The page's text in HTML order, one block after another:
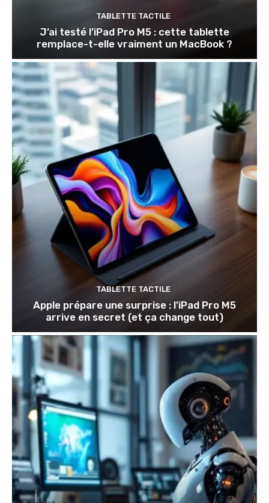
TABLETTE TACTILE
J’ai testé l’iPad Pro M5 : cette tablette
remplace-t-elle vraiment un MacBook ?
TABLETTE TACTILE
Apple prépare une surprise : l’iPad Pro M5
arrive en secret (et ça change tout)